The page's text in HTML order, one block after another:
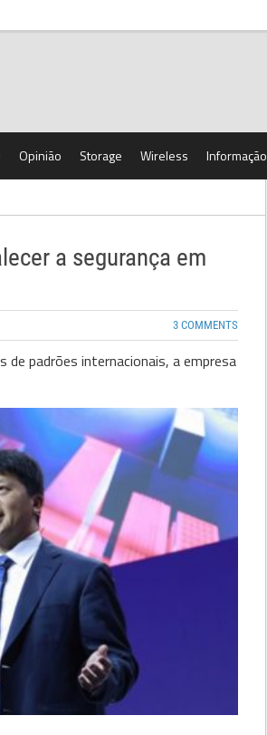
Opinião Storage Wireless Informação
a segurança em
3 COMMENTS
de padrões internacionais, a empresa